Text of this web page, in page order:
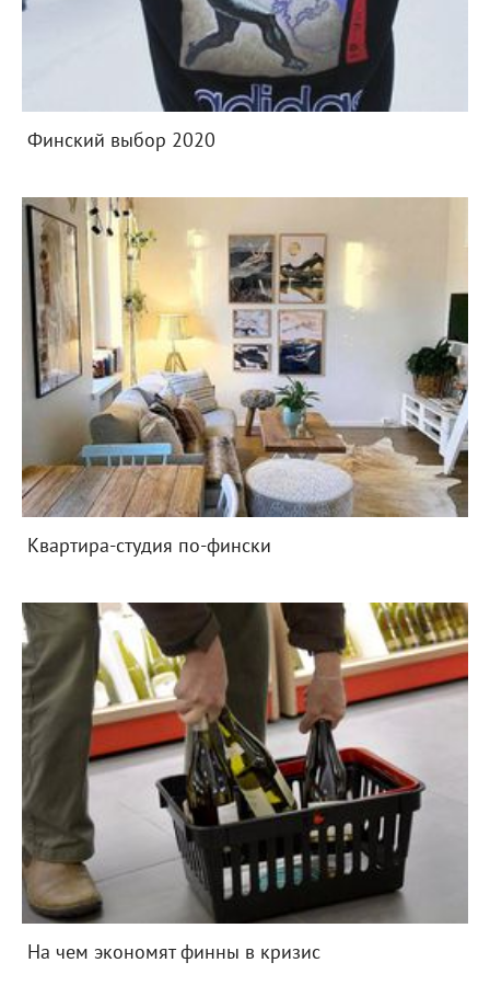
Финский выбор 2020
Квартира-студия по-фински
На чем экономят финны в кризис